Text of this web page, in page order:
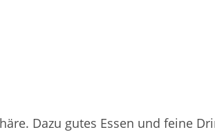
Dazu gutes Essen und feine